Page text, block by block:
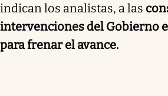
indican los analistas, a las
intervenciones del Gobierno
para frenar el avance.